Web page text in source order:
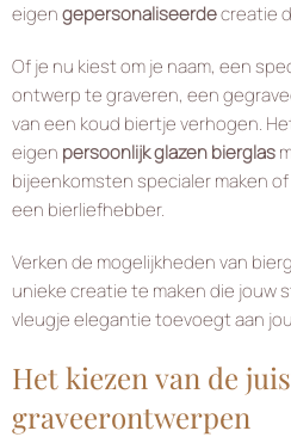
eigengepersonaliseerdecreatie
Of je nu kiest om je naam, een
ontwerp te graveren, een
van een koud biertje verhogen.
eigen persoonlijk glazen bierglas
bijeenkomsten specialer maken
een bierliefhebber.
Verken de mogelijkheden van
unieke creatie te maken die jouw
vleugje elegantie toevoegt aan
Het kiezen van de
graveerontwerpen